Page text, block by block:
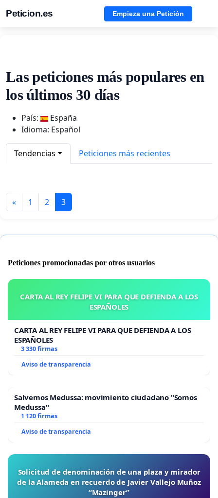
Peticion.es Empieza una Petición
Las peticiones más populares en
los últimos 30 días
País:
España
Idioma: Español
Tendencias Peticiones más recientes
« 1 2 3
Peticiones promocionadas por otros usuarios
CARTA AL REY FELIPE VI PARA QUE DEFIENDA A LOS
ESPAÑOLES
CARTA AL REY FELIPE VI PARA QUE DEFIENDA A LOS
ESPAÑOLES
3 330 firmas
Aviso de transparencia
Salvemos Medussa: movimiento ciudadano "Somos
Medussa"
1 120 firmas
Aviso de transparencia
Solicitud de denominación de una plaza y mirador
de la Alameda en recuerdo de Javier Vallejo Muñoz
“Mazinger”